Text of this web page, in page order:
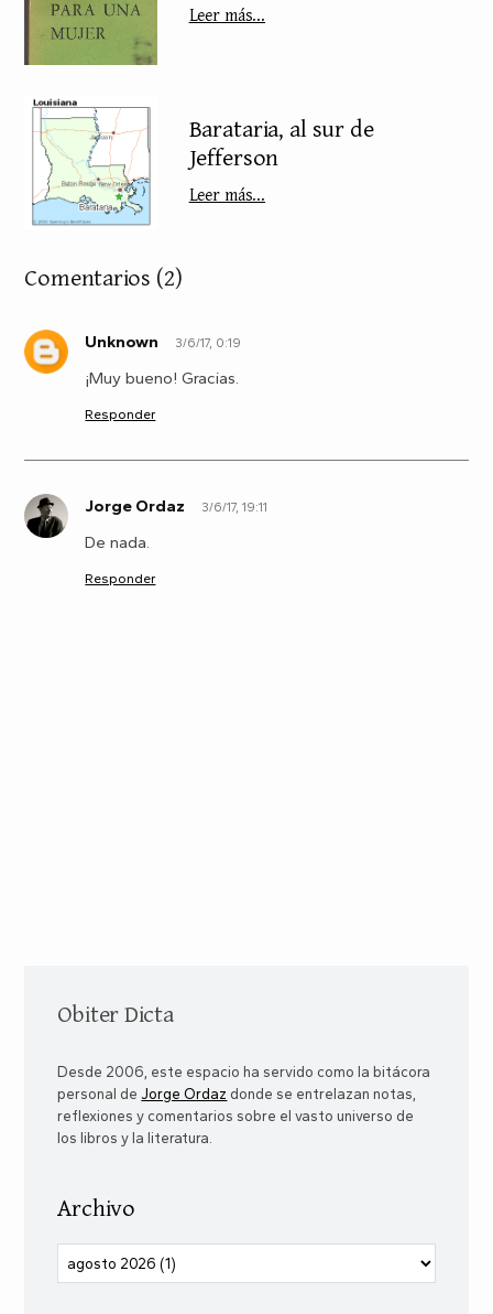
Leer más...
Barataria, al sur de
Jefferson
Leer más...
Comentarios (2)
U Unknown 3/6/17, 0:19
¡Muy bueno! Gracias.
Responder
J Jorge Ordaz 3/6/17, 19:11
De nada.
Responder
Obiter Dicta
Desde 2006, este espacio ha servido como la bitácora
personal de Jorge Ordaz donde se entrelazan notas,
reflexiones y comentarios sobre el vasto universo de
los libros y la literatura.
Archivo